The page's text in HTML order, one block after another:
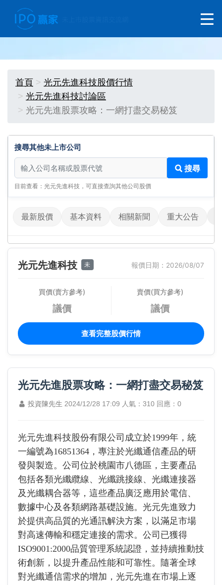
首頁
光元先進科技股價行情
光元先進科技討論區
光元先進股票攻略：一網打盡交易秘笈
搜尋其他未上市公司
搜尋其他未上市公司
搜尋
目前查看：光元先進科技，可直接查詢其他公司股價
最新股價 基本資料 相關新聞 重大公告
光元先進科技 未 報價日期：2026/08/07
買價(賣方參考)
議價
賣價(買方參考)
議價
查看完整股價行情
光元先進股票攻略：一網打盡交易秘笈
投資陳先生 2024/12/28 17:09 人氣：310 回應：0
光元先進科技股份有限公司成立於1999年，統
一編號為16851364，專注於光纖通信產品的研
發與製造。公司位於桃園市八德區，主要產品
包括各類光纖纜線、光纖跳接線、光纖連接器
及光纖耦合器等，這些產品廣泛應用於電信、
數據中心及各類網路基礎設施。光元先進致力
於提供高品質的光通訊解決方案，以滿足市場
對高速傳輸和穩定連接的需求。公司已獲得
ISO9001:2000品質管理系統認證，並持續推動技
術創新，以提升產品性能和可靠性。隨著全球
對光纖通信需求的增加，光元先進在市場上逐